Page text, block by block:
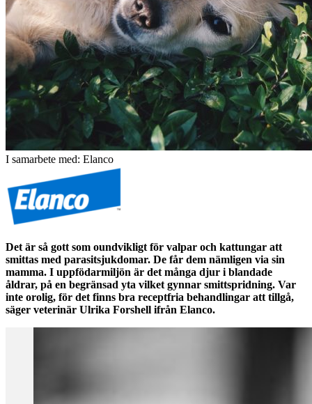
I samarbete med: Elanco
Det är så gott som oundvikligt för valpar och kattungar att
smittas med parasitsjukdomar. De får dem nämligen via sin
mamma. I uppfödarmiljön är det många djur i blandade
åldrar, på en begränsad yta vilket gynnar smittspridning. Var
inte orolig, för det finns bra receptfria behandlingar att tillgå,
säger veterinär Ulrika Forshell ifrån Elanco.